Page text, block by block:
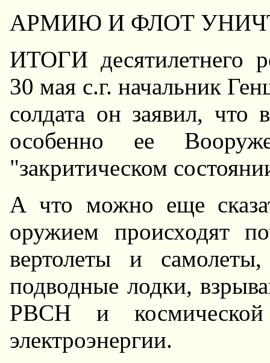
АРМИЮ И ФЛОТ
ИТОГИ десятилетнего
30 мая с.г. начальник
солдата он заявил, что
особенно ее
"закритическом
А что можно еще
оружием происходят
вертолеты и
подводные лодки,
РВСH и космической
электроэнергии.